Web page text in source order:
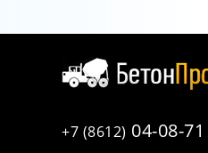
+7 (8612) 04-08-71